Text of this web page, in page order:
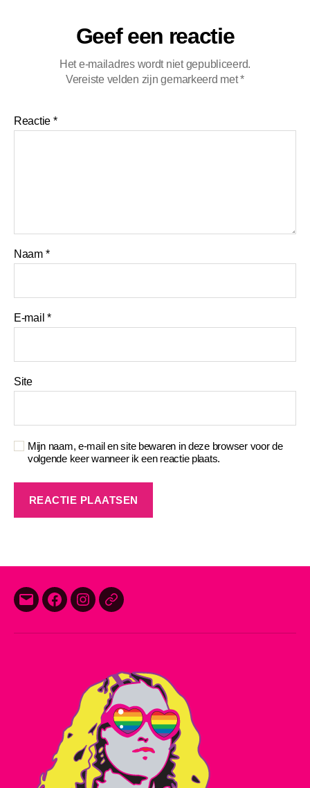
Geef een reactie
Het e-mailadres wordt niet gepubliceerd.
Vereiste velden zijn gemarkeerd met*
Reactie *
Naam *
E-mail*
Site
Mijn naam, e-mail en site bewaren in deze browser voor de
volgende keer wanneer ik een reactie plaats.
E-
Facebook
InstagramThreads